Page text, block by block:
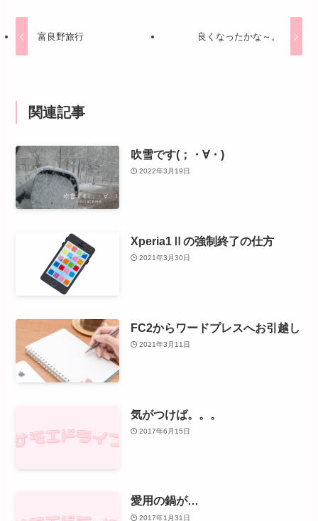
富良野旅行 良くなったかな～。
関連記事
吹雪です(；・∀・)
2022年3月19日
Xperia1Ⅱの強制終了の仕方
2021年3月30日
FC2からワードプレスへお引越し
2021年3月11日
気がつけば。。。
2017年6月15日
愛用の鍋が…
2017年1月31日